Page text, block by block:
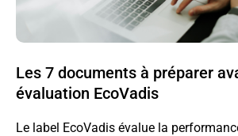
Les 7 documents à préparer
évaluation EcoVadis
Le label EcoVadis évalue la